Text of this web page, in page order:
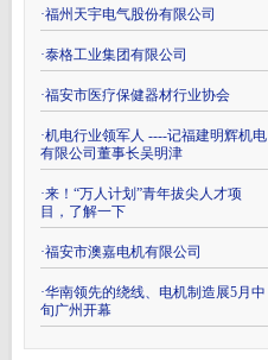
·福州天宇电气股份有限公司
·泰格工业集团有限公司
·福安市医疗保健器材行业协会
·机电行业领军人 ----记福建明辉机电
有限公司董事长吴明津
·来！“万人计划”青年拔尖人才项
目，了解一下
·福安市澳嘉电机有限公司
·华南领先的绕线、电机制造展5月中
旬广州开幕